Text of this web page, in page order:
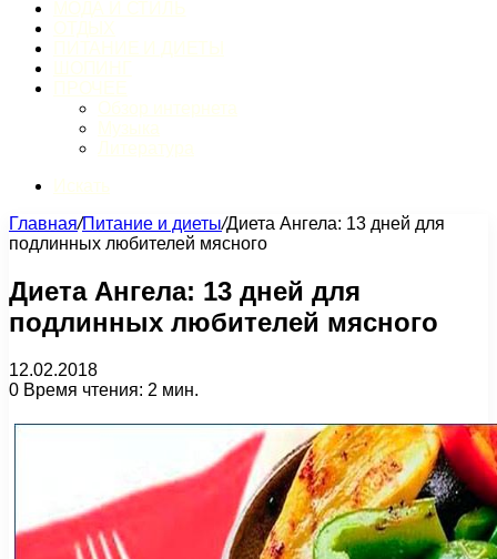
Главная/Питание и диеты/Диета Ангела: 13 дней для
подлинных любителей мясного
Диета Ангела: 13 дней для
подлинных любителей мясного
12.02.2018
0 Время чтения: 2 мин.